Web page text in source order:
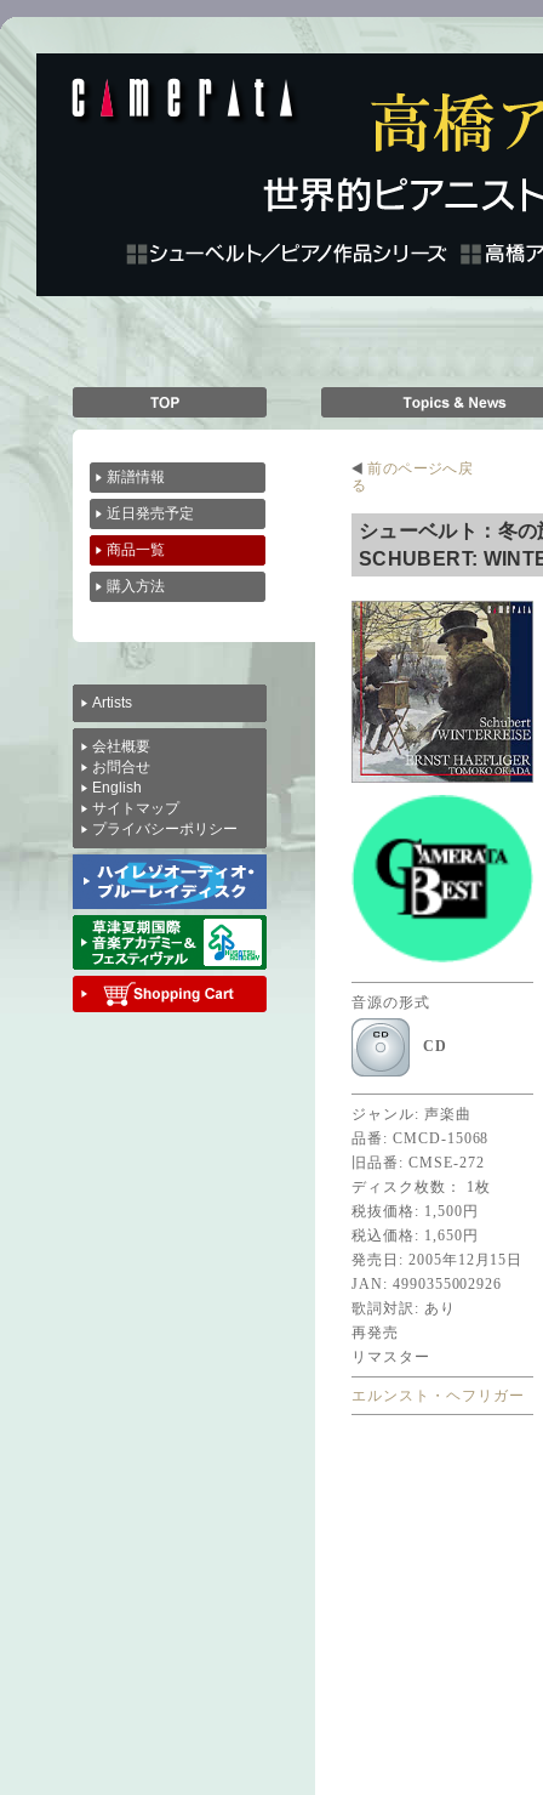
新譜情報
近日発売予定
商品一覧
購入方法
Artists
会社概要
お問合せ
English
サイトマップ
プライバシーポリシー
前のページへ戻
る
シューベルト：冬
SCHUBERT:
音源の形式
CD
ジャンル: 声楽曲
品番: CMCD-15068
旧品番: CMSE-272
ディスク枚数： 1枚
税抜価格: 1,500円
税込価格: 1,650円
発売日: 2005年12月15日
JAN: 4990355002926
歌詞対訳: あり
再発売
リマスター
エルンスト・ヘフリガー